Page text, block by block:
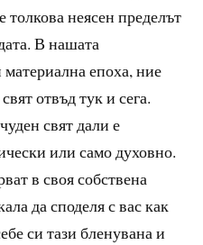
толкова неясен пределът
В нашата
епоха, ние
отвъд тук и сега.
свят дали е
или само духовно.
в своя собствена
да споделя с вас как
си тази бленувана и